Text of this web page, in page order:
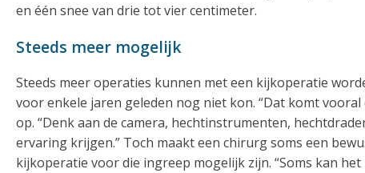
en één snee van drie tot vier centimeter.
Steeds meer mogelijk
Steeds meer operaties kunnen met een kijkoperatie
voor enkele jaren geleden nog niet kon. “Dat komt
op. “Denk aan de camera, hechtinstrumenten,
ervaring krijgen.” Toch maakt een chirurg soms een
kijkoperatie voor die ingreep mogelijk zijn. “Soms kan